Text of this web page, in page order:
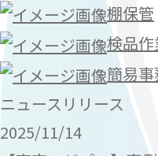
棚保管
検品作
簡易
ニュースリリース
2025/11/14